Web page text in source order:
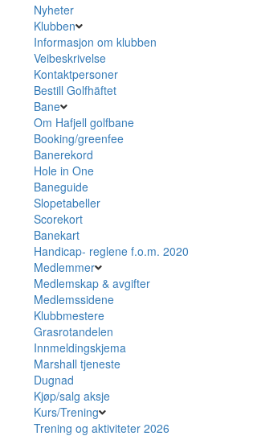
Nyheter
Klubben
Informasjon om klubben
Veibeskrivelse
Kontaktpersoner
Bestill Golfhäftet
Bane
Om Hafjell golfbane
Booking/greenfee
Banerekord
Hole in One
Baneguide
Slopetabeller
Scorekort
Banekart
Handicap- reglene f.o.m. 2020
Medlemmer
Medlemskap & avgifter
Medlemssidene
Klubbmestere
Grasrotandelen
Innmeldingskjema
Marshall tjeneste
Dugnad
Kjøp/salg aksje
Kurs/Trening
Trening og aktiviteter 2026